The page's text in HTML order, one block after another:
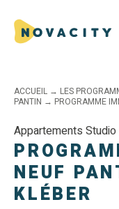
ACCUEIL → LES
PANTIN → PROGRAMME
Appartements
NEUF
KLÉBER